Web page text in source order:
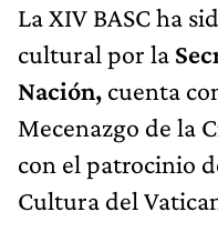
La XIV BASC ha
cultural por la
Nación, cuenta
Mecenazgo de la
con el patrocinio
Cultura del